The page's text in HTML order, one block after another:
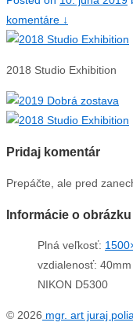
komentáre ↓
2018 Studio Exhibition
Pridaj komentár
Prepáčte, ale pred
Informácie o obrázku
Plná veľkosť:
vzdialenosť: 40mm
NIKON D5300
© 2026 mgr. art juraj